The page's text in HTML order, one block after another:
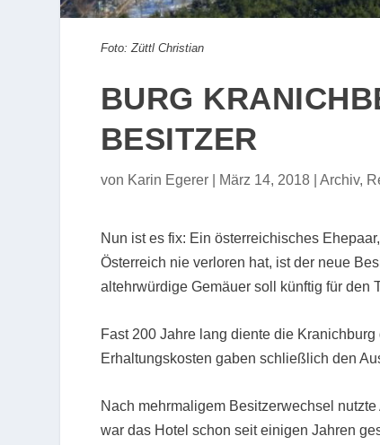
Foto: Züttl Christian
BURG
BESITZER
von Karin Egerer| März 14, 2018| Archiv,
Nun ist es fix: Ein österreichisches
Österreich nie verloren hat, ist der neue
altehrwürdige Gemäuer soll künftig für den
Fast 200 Jahre lang diente die
Erhaltungskosten gaben schließlich den
Nach mehrmaligem Besitzerwechsel
war das Hotel schon seit einigen Jahren